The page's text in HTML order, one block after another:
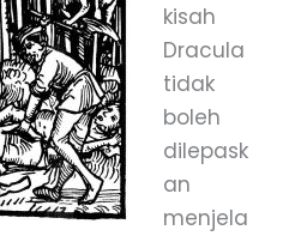
kisah
Dracula
tidak
boleh
dilepask
an
menjela